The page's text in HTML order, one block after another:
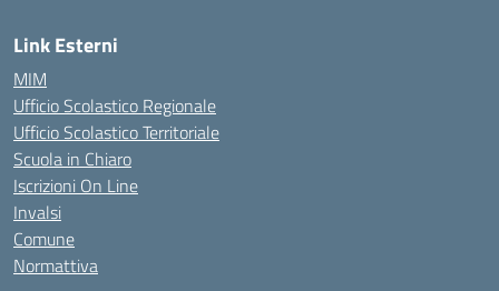
Link Esterni
MIM
Ufficio Scolastico Regionale
Ufficio Scolastico Territoriale
Scuola in Chiaro
Iscrizioni On Line
Invalsi
Comune
Normattiva